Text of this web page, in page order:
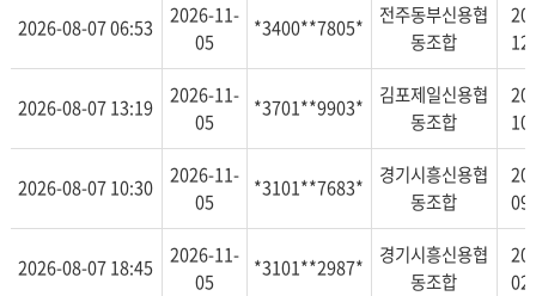
2026-08-07 06:53
2026-11-
05
*3400**7805*
전주동부신용협
동조합
2026-08-07 13:19
2026-11-
05
*3701**9903*
김포제일신용협
동조합
2026-08-07 10:30
2026-11-
05
*3101**7683*
경기시흥신용협
동조합
2026-08-07 18:45
2026-11-
05
*3101**2987*
경기시흥신용협
동조합